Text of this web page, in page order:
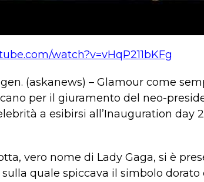
watch?v=vHqP211bKFg
(askanews) – Glamour come
per il giuramento del neo-
a esibirsi all’Inauguration day
vero nome di Lady Gaga, si è
quale spiccava il simbolo